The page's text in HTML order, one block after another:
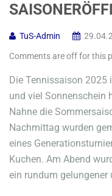
TuS-Admin
Comments are off for this
Die Tennissaison
und viel Sonnenschein
Nahne die
Nachmittag wurden
eines
Kuchen. Am Abend
ein rundum gelungener